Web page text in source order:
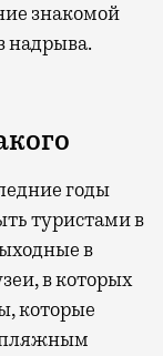
знакомой
надрыва.
годы
туристами в
в
в которых
которые
пляжным